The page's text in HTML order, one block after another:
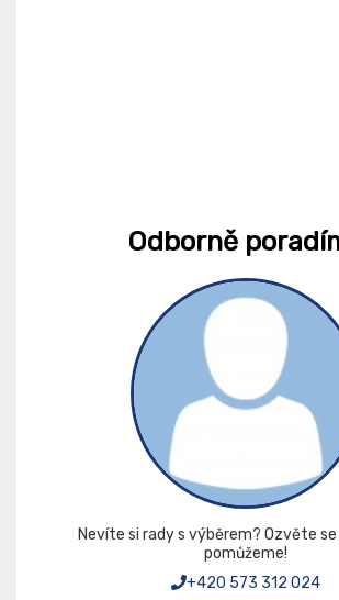
Odborně
Nevíte si rady s výběrem? Ozvěte se
pomůžeme!
+420 573 312 024